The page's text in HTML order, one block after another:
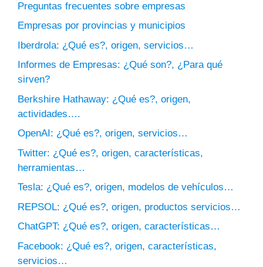
Preguntas frecuentes sobre empresas
Empresas por provincias y municipios
Iberdrola: ¿Qué es?, origen, servicios…
Informes de Empresas: ¿Qué son?, ¿Para qué
sirven?
Berkshire Hathaway: ¿Qué es?, origen,
actividades….
OpenAI: ¿Qué es?, origen, servicios…
Twitter: ¿Qué es?, origen, características,
herramientas…
Tesla: ¿Qué es?, origen, modelos de vehículos…
REPSOL: ¿Qué es?, origen, productos servicios…
ChatGPT: ¿Qué es?, origen, características…
Facebook: ¿Qué es?, origen, características,
servicios…